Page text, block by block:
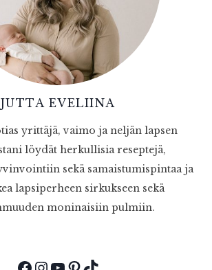
JUTTA EVELIINA
yrittäjä, vaimo ja neljän lapsen
löydät herkullisia reseptejä,
sekä samaistumispintaa ja
lapsiperheen sirkukseen sekä
moninaisiin pulmiin.